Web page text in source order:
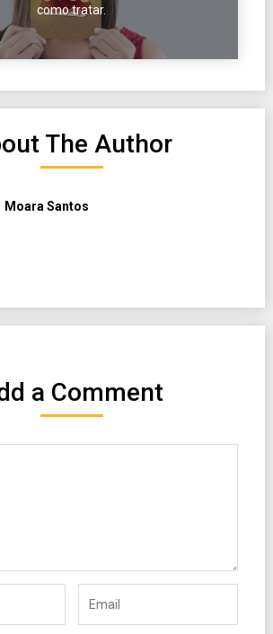
como tratar.
The Author
Moara Santos
a Comment